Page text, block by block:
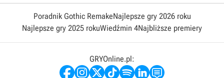
Poradnik Gothic RemakeNajlepsze gry 2026 roku
Najlepsze gry 2025 rokuWiedźmin 4Najbliższe premiery
GRYOnline.pl: